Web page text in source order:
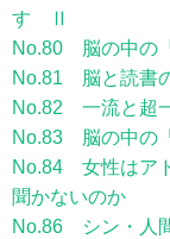
す Ⅱ
No.80 脳の中の
No.81 脳と読書
No.82 一流と超
No.83 脳の中の
No.84 女性はア
聞かないのか
No.86 シン・人